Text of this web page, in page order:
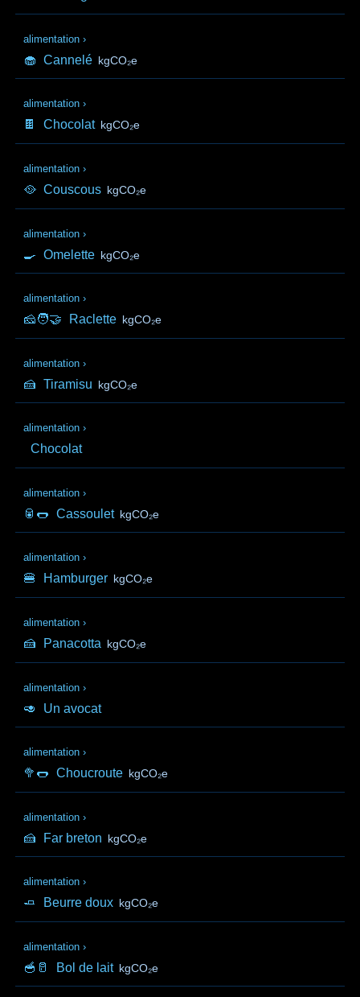
alimentation ›
🧁 Cannelé kgCO₂e
alimentation ›
🍫 Chocolat kgCO₂e
alimentation ›
🥘 Couscous kgCO₂e
alimentation ›
🍳 Omelette kgCO₂e
alimentation ›
🧀🧑‍🤝‍ Raclette kgCO₂e
alimentation ›
🍰 Tiramisu kgCO₂e
alimentation ›
Chocolat
alimentation ›
🥫🌭 Cassoulet kgCO₂e
alimentation ›
🍔 Hamburger kgCO₂e
alimentation ›
🍰 Panacotta kgCO₂e
alimentation ›
🥑 Un avocat
alimentation ›
🥦🌭 Choucroute kgCO₂e
alimentation ›
🍰 Far breton kgCO₂e
alimentation ›
🧈 Beurre doux kgCO₂e
alimentation ›
🥣🥛 Bol de lait kgCO₂e